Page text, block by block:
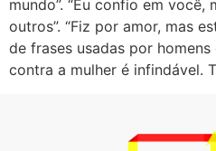
mundo”. “Eu confio em você,
outros”. “Fiz por amor, mas
de frases usadas por
contra a mulher é infindável.